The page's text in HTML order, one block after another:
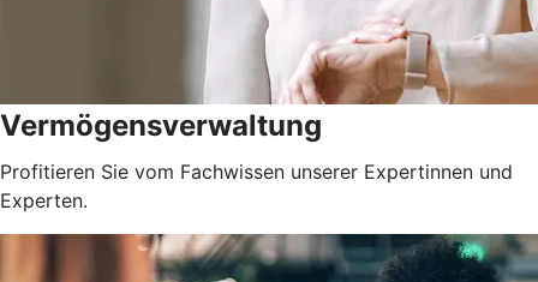
Vermögensverwaltung
Profitieren Sie vom Fachwissen unserer Expertinnen und
Experten.